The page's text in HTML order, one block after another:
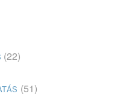
(22)
(51)